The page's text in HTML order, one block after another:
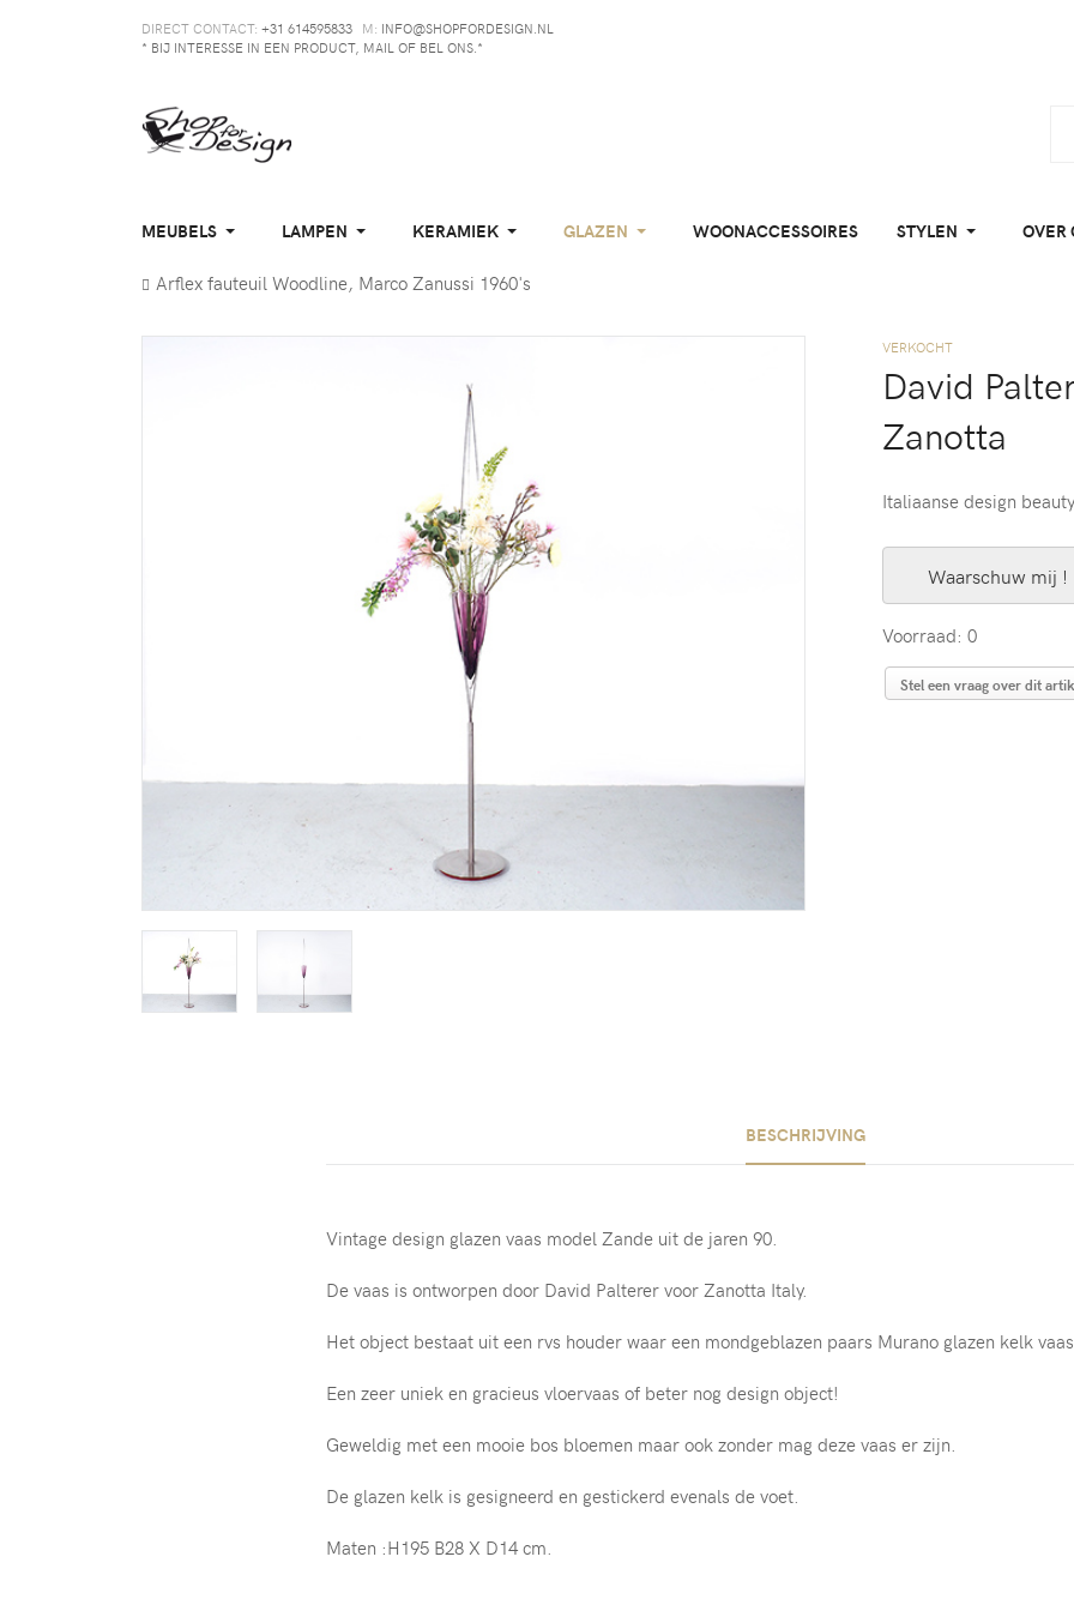
DIRECT CONTACT: +31 614595833 M: INFO@SHOPFORDESIGN.NL
* BIJ INTERESSE IN EEN PRODUCT, MAIL OF BEL ONS.*
MEUBELS LAMPEN KERAMIEK GLAZEN WOONACCESSOIRES STYLEN OVER
Arflex fauteuil Woodline, Marco Zanussi 1960's
VERKOCHT
David
Zanotta
Italiaanse design
Waarschuw mij !
Voorraad: 0
Stel een vraag over dit
BESCHRIJVING
Vintage design glazen vaas model Zande uit de jaren 90.
De vaas is ontworpen door David Palterer voor Zanotta Italy.
Het object bestaat uit een rvs houder waar een mondgeblazen paars Murano glazen kelk
Een zeer uniek en gracieus vloervaas of beter nog design object!
Geweldig met een mooie bos bloemen maar ook zonder mag deze vaas er zijn.
De glazen kelk is gesigneerd en gestickerd evenals de voet.
Maten :H195 B28 X D14 cm.